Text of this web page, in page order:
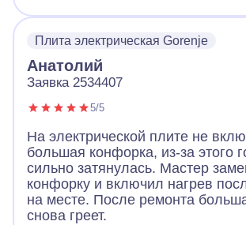
Плита электрическая Gorenje
Анатолий
Заявка 2534407
5/5
На электрической плите не
большая конфорка, из-за этого
сильно затянулась. Мастер
конфорку и включил нагрев
на месте. После ремонта
снова греет.